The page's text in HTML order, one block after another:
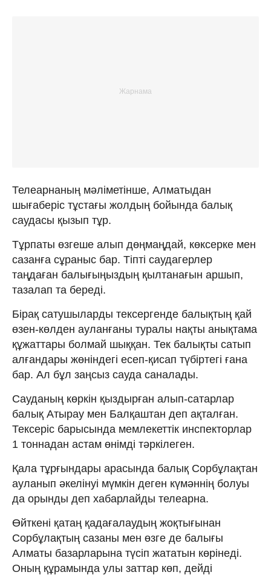
Телеарнаның мәліметінше, Алматыдан
шығаберіс тұстағы жолдың бойында балық
саудасы қызып тұр.
Тұрпаты өзгеше алып дөңмаңдай, көксерке мен
сазанға сұраныс бар. Тіпті саудагерлер
таңдаған балығыңыздың қылтанағын аршып,
тазалап та береді.
Бірақ сатушыларды тексергенде балықтың қай
өзен-көлден ауланғаны туралы нақты анықтама
құжаттары болмай шыққан. Тек балықты сатып
алғандары жөніндегі есеп-қисап түбіртегі ғана
бар. Ал бұл заңсыз сауда саналады.
Сауданың көркін қыздырған алып-сатарлар
балық Атырау мен Балқаштан деп ақталған.
Тексеріс барысында мемлекеттік инспекторлар
1 тоннадан астам өнімді тәркілеген.
Қала тұрғындары арасында балық Сорбұлақтан
ауланып әкелінуі мүмкін деген күмәннің болуы
да орынды деп хабарлайды телеарна.
Өйткені қатаң қадағалаудың жоқтығынан
Сорбұлақтың сазаны мен өзге де балығы
Алматы базарларына түсіп жататын көрінеді.
Оның құрамында улы заттар көп, дейді